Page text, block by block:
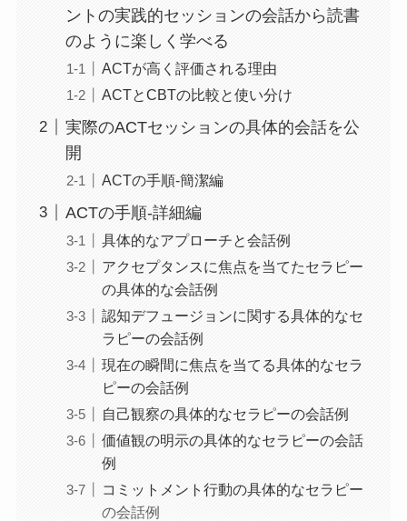
ントの実践的セッションの会話から読書
のように楽しく学べる
ACTが高く評価される理由
ACTとCBTの比較と使い分け
実際のACTセッションの具体的会話を公
開
ACTの手順-簡潔編
ACTの手順-詳細編
具体的なアプローチと会話例
アクセプタンスに焦点を当てたセラピー
の具体的な会話例
認知デフュージョンに関する具体的なセ
ラピーの会話例
現在の瞬間に焦点を当てる具体的なセラ
ピーの会話例
自己観察の具体的なセラピーの会話例
価値観の明示の具体的なセラピーの会話
例
コミットメント行動の具体的なセラピー
の会話例